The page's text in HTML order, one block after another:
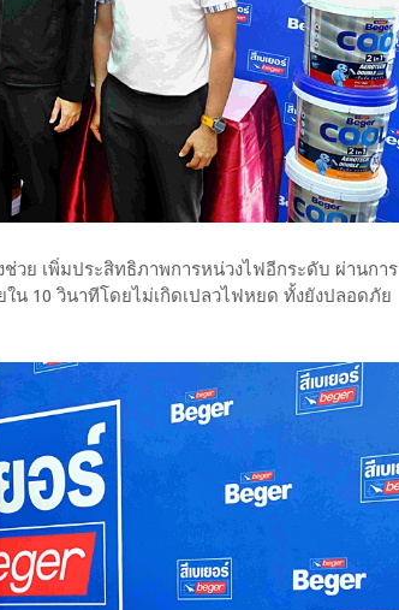
วย เพิ่มประสิทธิภาพการหน่วงไฟอีกระดับ ผ่านการ
น 10 วินาทีโดยไม่เกิดเปลวไฟหยด ทั้งยังปลอดภัย